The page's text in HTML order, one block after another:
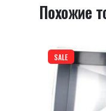
LEAVE A REPLY
Похожие
SALE